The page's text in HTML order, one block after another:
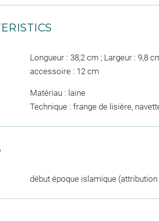
Longueur : 38,2 cm ; Largeur : 9,8
accessoire : 12 cm
Matériau : laine
Technique : frange de lisière,
début époque islamique